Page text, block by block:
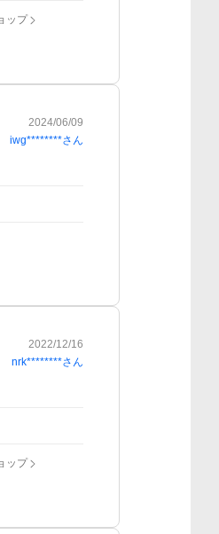
ップ
2024/06/09
iwg********さん
2022/12/16
nrk********さん
ップ